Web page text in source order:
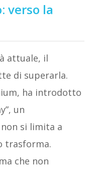
verso la
attuale, il
di superarla.
ha introdotto
un
si limita a
trasforma.
che non